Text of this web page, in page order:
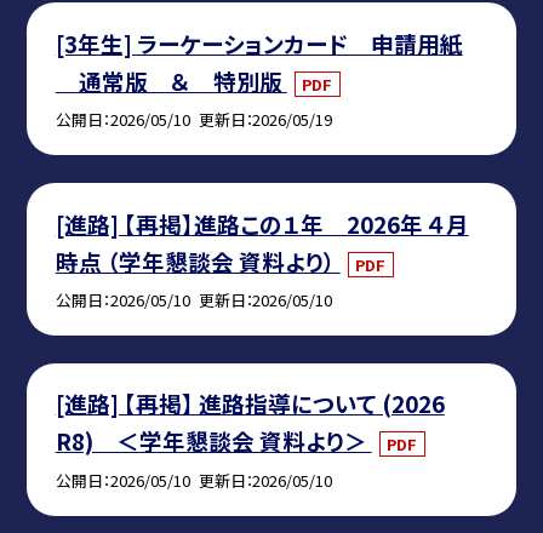
[3年生] ラーケーションカード 申請用紙
通常版 ＆ 特別版
PDF
公開日 2026/05/10 更新日 2026/05/19
[進路] 【再掲】進路この１年 2026年 ４月
時点 （学年懇談会 資料より）
PDF
公開日 2026/05/10 更新日 2026/05/10
[進路] 【再掲】 進路指導について (2026
R8) ＜学年懇談会 資料より＞
PDF
公開日 2026/05/10 更新日 2026/05/10